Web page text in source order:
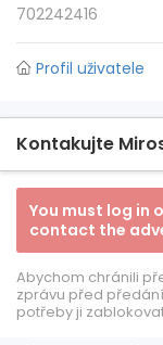
702242416
Profil uživatele
Kontakujte
You must log in
contact the
Abychom chránili
zprávu před
potřeby ji